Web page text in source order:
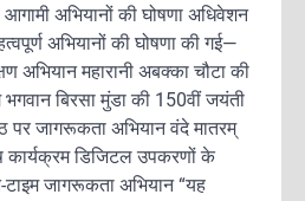
अभियानों की घोषणा अधिवेशन
अभियानों की घोषणा की गई—
अभियान महारानी अबक्का चौटा की
बिरसा मुंडा की 150वीं जयंती
पर जागरूकता अभियान वंदे मातरम्
कार्यक्रम डिजिटल उपकरणों के
जागरूकता अभियान “यह